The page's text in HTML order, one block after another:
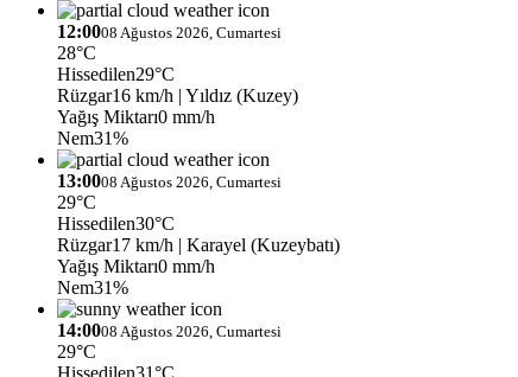
12:0008 Ağustos 2026, Cumartesi
28°C
Hissedilen29°C
Rüzgar16 km/h | Yıldız (Kuzey)
Yağış Miktarı0 mm/h
Nem31%
13:0008 Ağustos 2026, Cumartesi
29°C
Hissedilen30°C
Rüzgar17 km/h | Karayel (Kuzeybatı)
Yağış Miktarı0 mm/h
Nem31%
14:0008 Ağustos 2026, Cumartesi
29°C
Hissedilen31°C